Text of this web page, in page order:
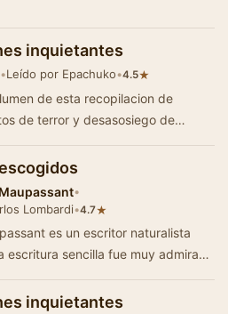
inquietantes
•Leído por Epachuko•4.5★
de esta recopilacion de
de terror y desasosiego de
•
Lombardi•4.7★
es un escritor naturalista
escritura sencilla fue muy admirada
inquietantes